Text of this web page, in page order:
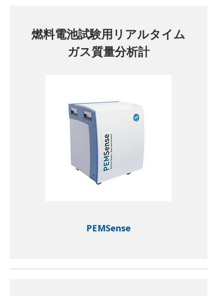
燃料電池試験用リアルタイム
ガス質量分析計
PEMSense